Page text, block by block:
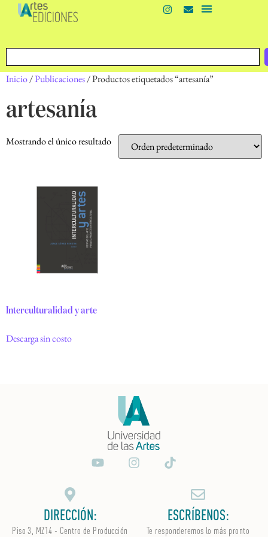
Inicio/Publicaciones/ Productos etiquetados “artesanía”
artesanía
Mostrando el único resultado
Interculturalidad y arte
Descarga sin costo
DIRECCIÓN:
Piso 3, MZ14 - Centro de Producción
ESCRÍBENOS:
Te responderemos lo más pronto